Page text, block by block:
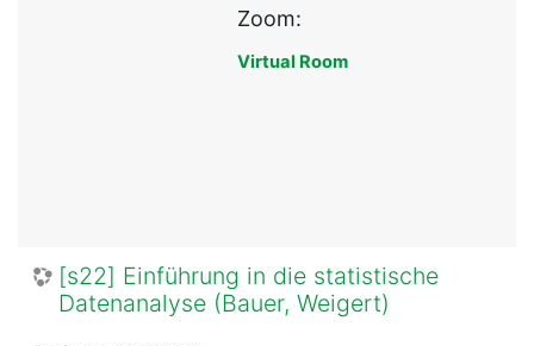
Zoom:
Virtual Room
[s22] Einführung in die statistische
Datenanalyse (Bauer, Weigert)